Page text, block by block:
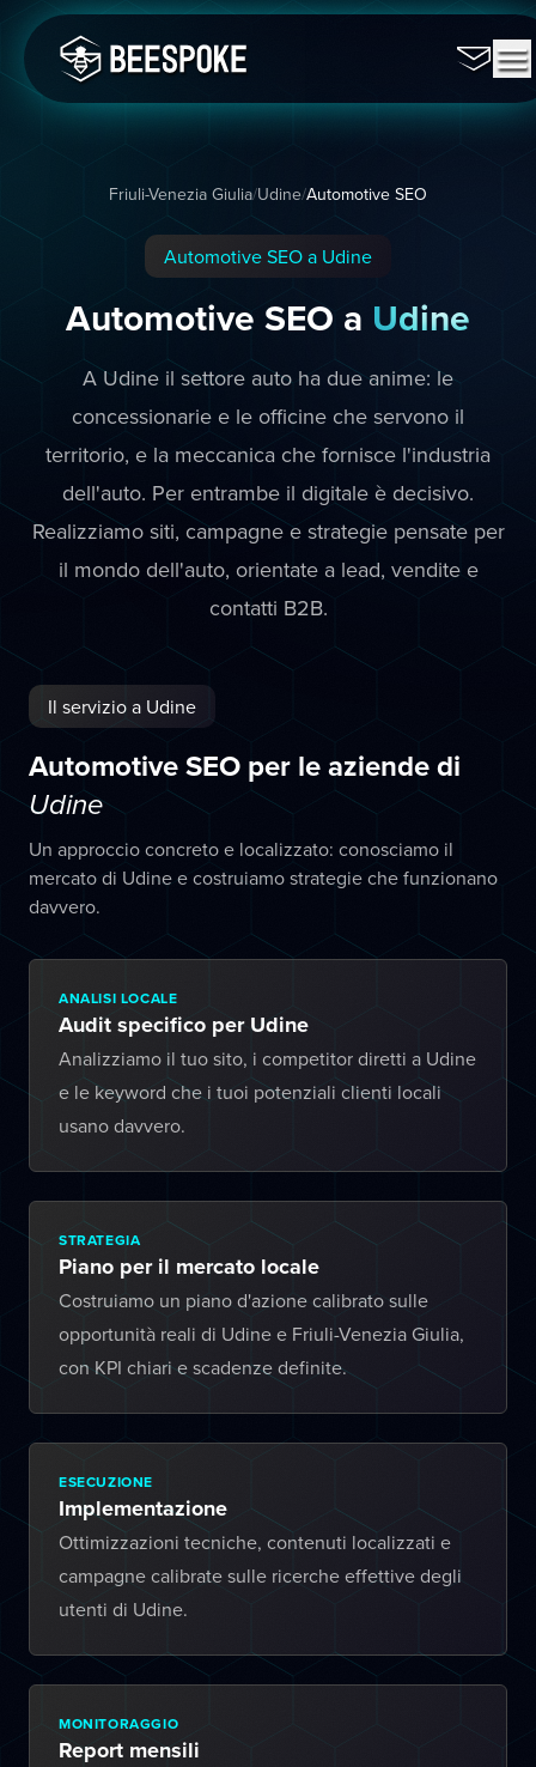
Friuli-Venezia Giulia/Udine/Automotive SEO
Automotive SEO a Udine
Automotive SEO a Udine
A Udine il settore auto ha due anime: le
concessionarie e le officine che servono il
territorio, e la meccanica che fornisce l'industria
dell'auto. Per entrambe il digitale è decisivo.
Realizziamo siti, campagne e strategie pensate per
il mondo dell'auto, orientate a lead, vendite e
contatti B2B.
Il servizio a Udine
Automotive SEO per le aziende di
Udine
Un approccio concreto e localizzato: conosciamo il
mercato di Udine e costruiamo strategie che funzionano
davvero.
ANALISI LOCALE
Audit specifico per Udine
Analizziamo il tuo sito, i competitor diretti a Udine
e le keyword che i tuoi potenziali clienti locali
usano davvero.
STRATEGIA
Piano per il mercato locale
Costruiamo un piano d'azione calibrato sulle
opportunità reali di Udine e Friuli-Venezia Giulia,
con KPI chiari e scadenze definite.
ESECUZIONE
Implementazione
Ottimizzazioni tecniche, contenuti localizzati e
campagne calibrate sulle ricerche effettive degli
utenti di Udine.
MONITORAGGIO
Report mensili